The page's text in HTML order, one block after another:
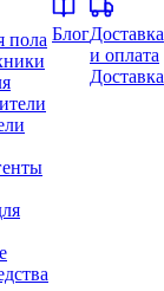
пола БлогДоставка
и оплата
Доставка